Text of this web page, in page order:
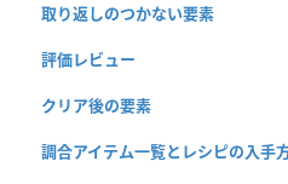
取り返しのつかない要素
評価レビュー
クリア後の要素
調合アイテム一覧とレシピの入手